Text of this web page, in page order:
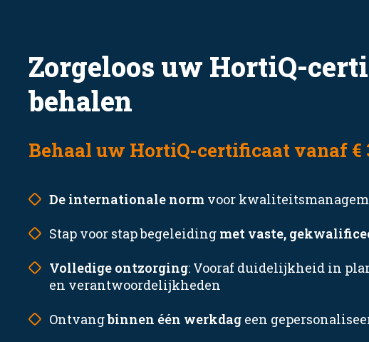
Zorgeloos uw HortiQ-
behalen
Behaal uw HortiQ-certificaat vanaf €
De internationale norm voor
Stap voor stap begeleiding met vaste,
Volledige ontzorging: Vooraf duidelijkheid in
en verantwoordelijkheden
Ontvangbinnen één werkdag een